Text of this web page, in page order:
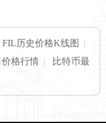
FIL历史价格K线图
|
价格行情 | 比特币最